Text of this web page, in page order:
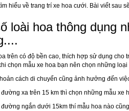
hiểu về trang trí xe hoa cưới. Bài viết sau
loài hoa thông dụng
trên có độ bền cao, thích hợp sử dụng
chọn mẫu xe hoa bạn nên chọn những loại
cách di chuyển cũng ảnh hưởng đến
xa trên 15 km thì chọn những mẫu xe
ngắn dưới 15km thí mẫu hoa nào